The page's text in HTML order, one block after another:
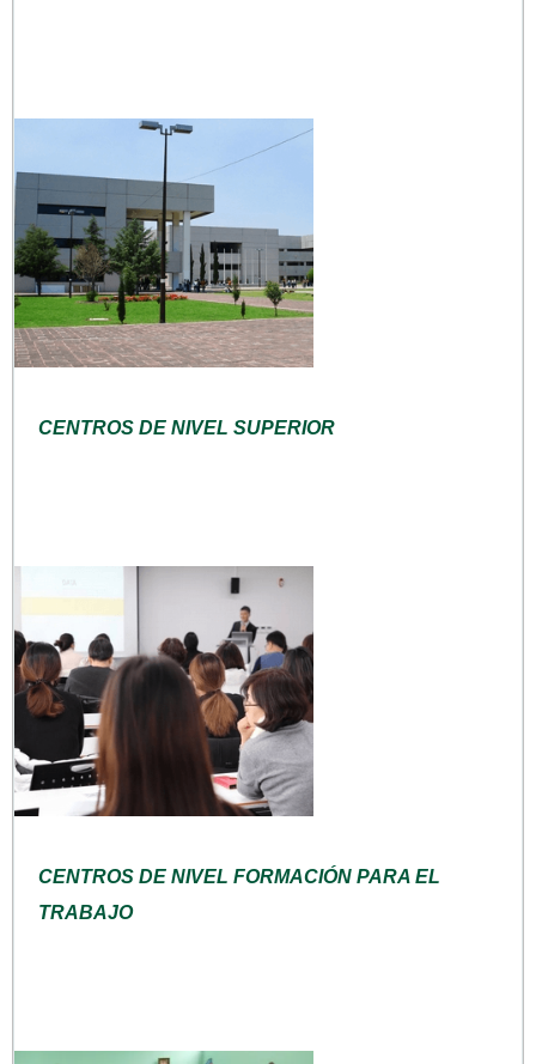
CENTROS DE NIVEL SUPERIOR
CENTROS DE NIVEL FORMACIÓN PARA EL
TRABAJO